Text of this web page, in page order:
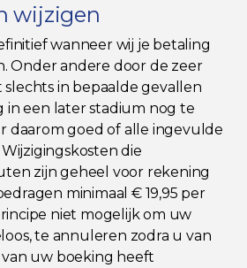
wijzigen
wanneer wij je betaling
Onder andere door de zeer
slechts in bepaalde gevallen
in een later stadium nog te
daarom goed of alle ingevulde
die
zijn geheel voor rekening
minimaal € 19,95 per
niet mogelijk om uw
te annuleren zodra u van
uw boeking heeft